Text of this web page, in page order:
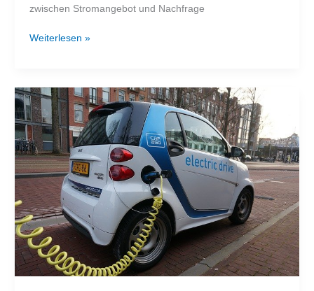
zwischen Stromangebot und Nachfrage
Steuerung
Phasenschieber
und
Blindleistung
Weiterlesen »